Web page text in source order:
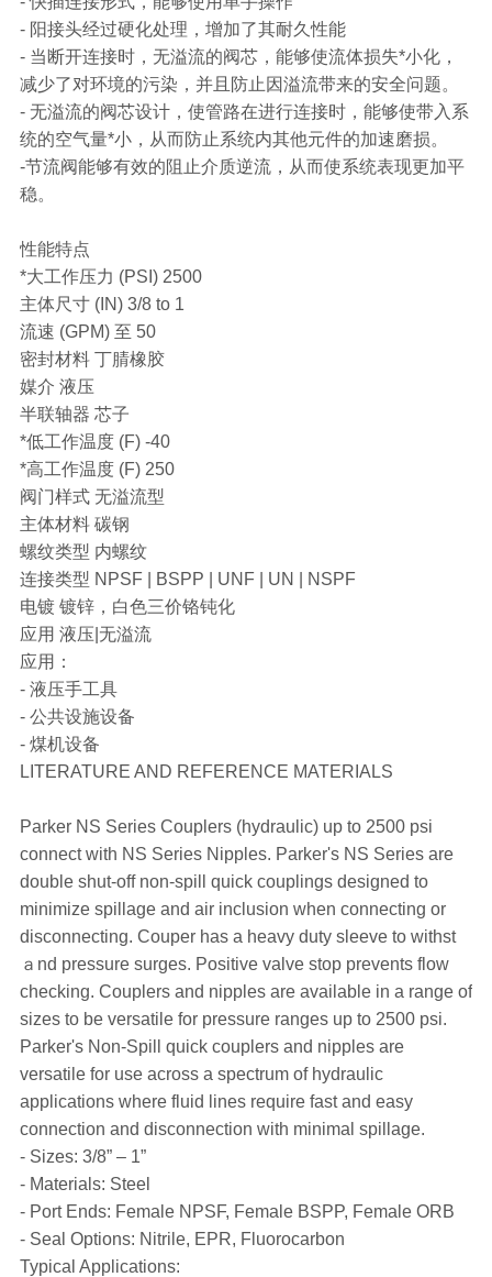
- 阳接头经过硬化处理，增加了其耐久性能
- 当断开连接时，无溢流的阀芯，能够使流体损失*小化，
减少了对环境的污染，并且防止因溢流带来的安全问题。
- 无溢流的阀芯设计，使管路在进行连接时，能够使带入系
统的空气量*小，从而防止系统内其他元件的加速磨损。
-节流阀能够有效的阻止介质逆流，从而使系统表现更加平
稳。
性能特点
*大工作压力 (PSI) 2500
主体尺寸 (IN) 3/8 to 1
流速 (GPM) 至 50
密封材料 丁腈橡胶
媒介 液压
半联轴器 芯子
*低工作温度 (F) -40
*高工作温度 (F) 250
阀门样式 无溢流型
主体材料 碳钢
螺纹类型 内螺纹
连接类型 NPSF | BSPP | UNF | UN | NSPF
电镀 镀锌，白色三价铬钝化
应用 液压|无溢流
应用：
- 液压手工具
- 公共设施设备
- 煤机设备
LITERATURE AND REFERENCE MATERIALS
Parker NS Series Couplers (hydraulic) up to 2500 psi
connect with NS Series Nipples. Parker's NS Series are
double shut-off non-spill quick couplings designed to
minimize spillage and air inclusion when connecting or
disconnecting. Couper has a heavy duty sleeve to withst
ａnd pressure surges. Positive valve stop prevents flow
checking. Couplers and nipples are available in a range of
sizes to be versatile for pressure ranges up to 2500 psi.
Parker's Non-Spill quick couplers and nipples are
versatile for use across a spectrum of hydraulic
applications where fluid lines require fast and easy
connection and disconnection with minimal spillage.
- Sizes: 3/8” – 1”
- Materials: Steel
- Port Ends: Female NPSF, Female BSPP, Female ORB
- Seal Options: Nitrile, EPR, Fluorocarbon
Typical Applications: